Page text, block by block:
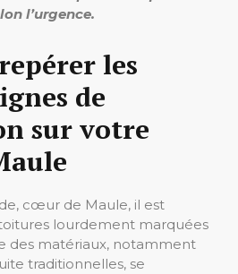
l’urgence.
les
de
sur votre
cœur de Maule, il est
lourdement marquées
des matériaux, notamment
traditionnelles, se